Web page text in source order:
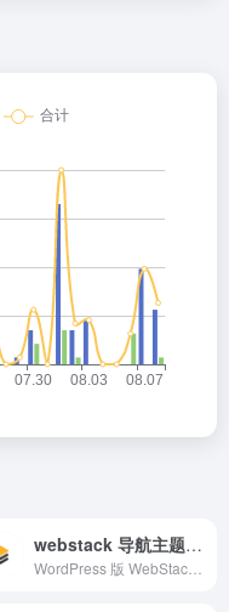
webstack 导航主题开源版